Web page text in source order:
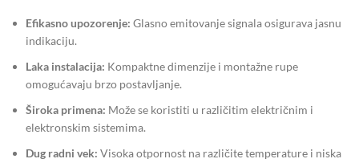
Efikasno upozorenje: Glasno emitovanje signala osigurava jasnu
indikaciju.
Laka instalacija: Kompaktne dimenzije i montažne rupe
omogućavaju brzo postavljanje.
Široka primena: Može se koristiti u različitim električnim i
elektronskim sistemima.
Dug radni vek: Visoka otpornost na različite temperature i niska